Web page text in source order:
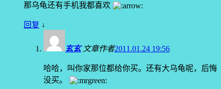
那乌龟还有手机我都喜欢
回复 ↓
玄玄 文章作者2011.01.24 19:56
哈哈，叫你家那位都给你买。还有大乌龟呢，后悔
没买。